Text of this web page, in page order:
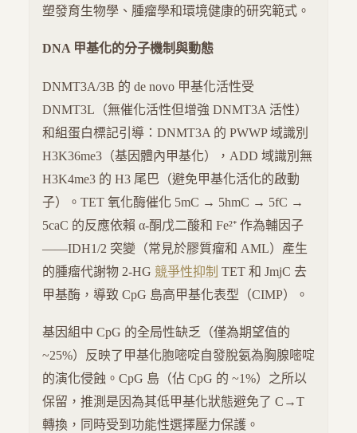
塑發育生物學、腫瘤學和環境健康的研究範式。
DNA 甲基化的分子機制與動態
DNMT3A/3B 的 de novo 甲基化活性受
DNMT3L（無催化活性但增強 DNMT3A 活性）
和組蛋白標記引導：DNMT3A 的 PWWP 域識別
H3K36me3（基因體內甲基化），ADD 域識別無
H3K4me3 的 H3 尾巴（避免甲基化活化的啟動
子）。TET 氧化酶催化 5mC → 5hmC → 5fC →
5caC 的反應依賴 α-酮戊二酸和 Fe²⁺ 作為輔因子
——IDH1/2 突變（常見於膠質瘤和 AML）產生
的腫瘤代謝物 2-HG 競爭性抑制 TET 和 JmjC 去
甲基酶，導致 CpG 島高甲基化表型（CIMP）。
基因組中 CpG 的全局性缺乏（僅為期望值的
~25%）反映了甲基化胞嘧啶自發脫氨為胸腺嘧啶
的演化侵蝕。CpG 島（佔 CpG 的 ~1%）之所以
保留，推測是因為其低甲基化狀態避免了 C→T
轉換，同時受到功能性選擇壓力保護。